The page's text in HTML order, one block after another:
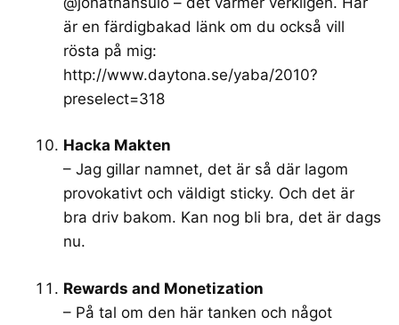
är en färdigbakad länk om du också vill
rösta på mig:
http://www.daytona.se/yaba/2010?
preselect=318
Hacka Makten
– Jag gillar namnet, det är så där lagom
provokativt och väldigt sticky. Och det är
bra driv bakom. Kan nog bli bra, det är dags
nu.
Rewards and Monetization
– På tal om den här tanken och något